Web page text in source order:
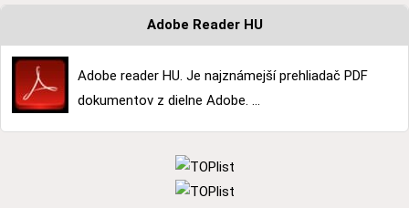
Adobe Reader HU
Adobe reader HU. Je najznámejší prehliadač PDF
dokumentov z dielne Adobe. ...